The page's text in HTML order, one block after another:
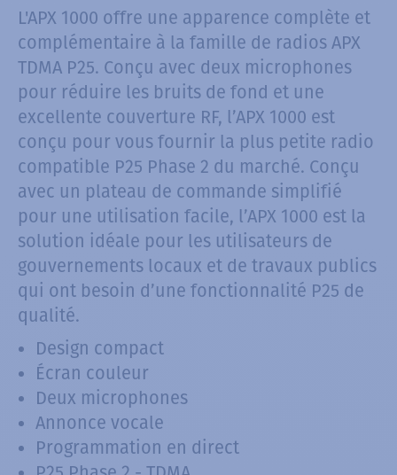
L'APX 1000 offre une apparence complète et
complémentaire à la famille de radios APX
TDMA P25. Conçu avec deux microphones
pour réduire les bruits de fond et une
excellente couverture RF, l’APX 1000 est
conçu pour vous fournir la plus petite radio
compatible P25 Phase 2 du marché. Conçu
avec un plateau de commande simplifié
pour une utilisation facile, l’APX 1000 est la
solution idéale pour les utilisateurs de
gouvernements locaux et de travaux publics
qui ont besoin d’une fonctionnalité P25 de
qualité.
Design compact
Écran couleur
Deux microphones
Annonce vocale
Programmation en direct